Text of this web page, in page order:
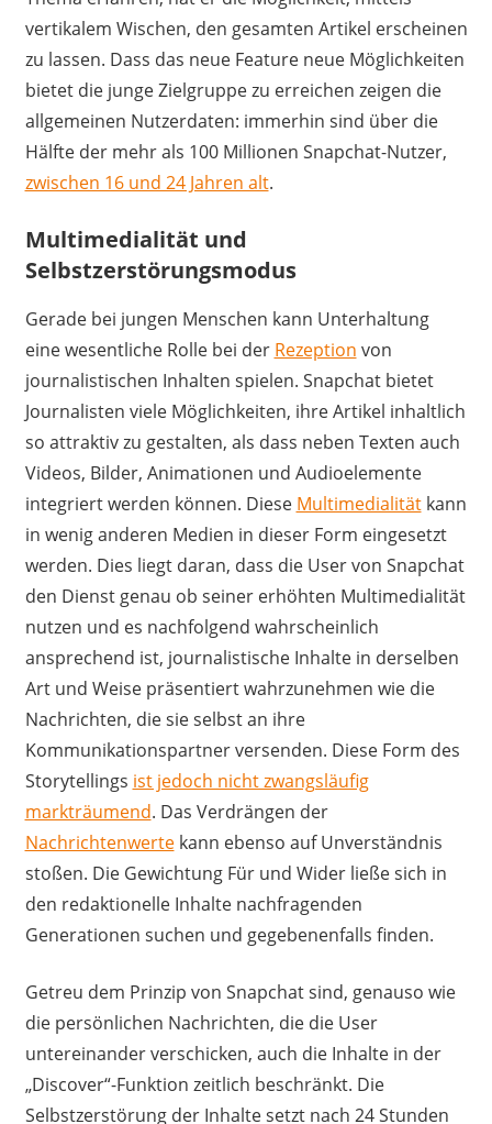
vertikalem Wischen, den gesamten Artikel erscheinen
zu lassen. Dass das neue Feature neue Möglichkeiten
bietet die junge Zielgruppe zu erreichen zeigen die
allgemeinen Nutzerdaten: immerhin sind über die
Hälfte der mehr als 100 Millionen Snapchat-Nutzer,
zwischen 16 und 24 Jahren alt.
Multimedialität und
Selbstzerstörungsmodus
Gerade bei jungen Menschen kann Unterhaltung
eine wesentliche Rolle bei der Rezeption von
journalistischen Inhalten spielen. Snapchat bietet
Journalisten viele Möglichkeiten, ihre Artikel inhaltlich
so attraktiv zu gestalten, als dass neben Texten auch
Videos, Bilder, Animationen und Audioelemente
integriert werden können. Diese Multimedialitätkann
in wenig anderen Medien in dieser Form eingesetzt
werden. Dies liegt daran, dass die User von Snapchat
den Dienst genau ob seiner erhöhten Multimedialität
nutzen und es nachfolgend wahrscheinlich
ansprechend ist, journalistische Inhalte in derselben
Art und Weise präsentiert wahrzunehmen wie die
Nachrichten, die sie selbst an ihre
Kommunikationspartner versenden. Diese Form des
Storytellings ist jedoch nicht zwangsläufig
markträumend. Das Verdrängen der
Nachrichtenwertekann ebenso auf Unverständnis
stoßen. Die Gewichtung Für und Wider ließe sich in
den redaktionelle Inhalte nachfragenden
Generationen suchen und gegebenenfalls finden.
Getreu dem Prinzip von Snapchat sind, genauso wie
die persönlichen Nachrichten, die die User
untereinander verschicken, auch die Inhalte in der
„Discover“-Funktion zeitlich beschränkt. Die
Selbstzerstörung der Inhalte setzt nach 24 Stunden